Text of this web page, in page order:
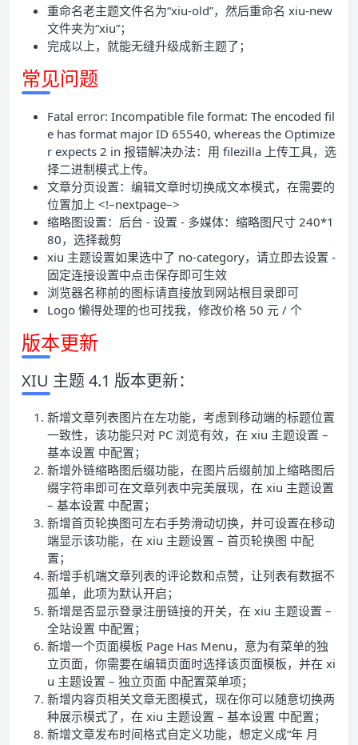
重命名老主题文件名为“xiu-old”，然后重命名 xiu-new
文件夹为“xiu”；
完成以上，就能无缝升级成新主题了；
常见问题
Fatal error: Incompatible file format: The encoded fil
e has format major ID 65540, whereas the Optimize
r expects 2 in 报错解决办法：用 filezilla 上传工具，选
择二进制模式上传。
文章分页设置：编辑文章时切换成文本模式，在需要的
位置加上 <!–nextpage–>
缩略图设置：后台 - 设置 - 多媒体：缩略图尺寸 240*1
80，选择裁剪
xiu 主题设置如果选中了 no-category，请立即去设置 -
固定连接设置中点击保存即可生效
浏览器名称前的图标请直接放到网站根目录即可
Logo 懒得处理的也可找我，修改价格 50 元 / 个
版本更新
XIU 主题 4.1 版本更新：
新增文章列表图片在左功能，考虑到移动端的标题位置
一致性，该功能只对 PC 浏览有效，在 xiu 主题设置 –
基本设置 中配置；
新增外链缩略图后缀功能，在图片后缀前加上缩略图后
缀字符串即可在文章列表中完美展现，在 xiu 主题设置
– 基本设置 中配置；
新增首页轮换图可左右手势滑动切换，并可设置在移动
端显示该功能，在 xiu 主题设置 – 首页轮换图 中配
置；
新增手机端文章列表的评论数和点赞，让列表有数据不
孤单，此项为默认开启；
新增是否显示登录注册链接的开关，在 xiu 主题设置 –
全站设置 中配置；
新增一个页面模板 Page Has Menu，意为有菜单的独
立页面，你需要在编辑页面时选择该页面模板，并在 xi
u 主题设置 – 独立页面 中配置菜单项；
新增内容页相关文章无图模式，现在你可以随意切换两
种展示模式了，在 xiu 主题设置 – 基本设置 中配置；
新增文章发布时间格式自定义功能，想定义成“年 月